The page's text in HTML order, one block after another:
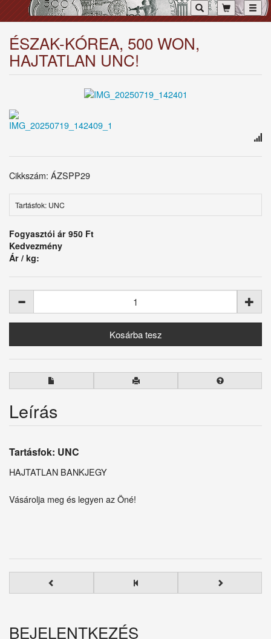
ÉSZAK-KÓREA, 500 WON,
HAJTATLAN UNC!
Cikkszám: ÁZSPP29
Tartásfok: UNC
Fogyasztói ár 950 Ft
Kedvezmény
Ár / kg:
Leírás
Tartásfok: UNC
HAJTATLAN BANKJEGY
Vásárolja meg és legyen az Öné!
BEJELENTKEZÉS